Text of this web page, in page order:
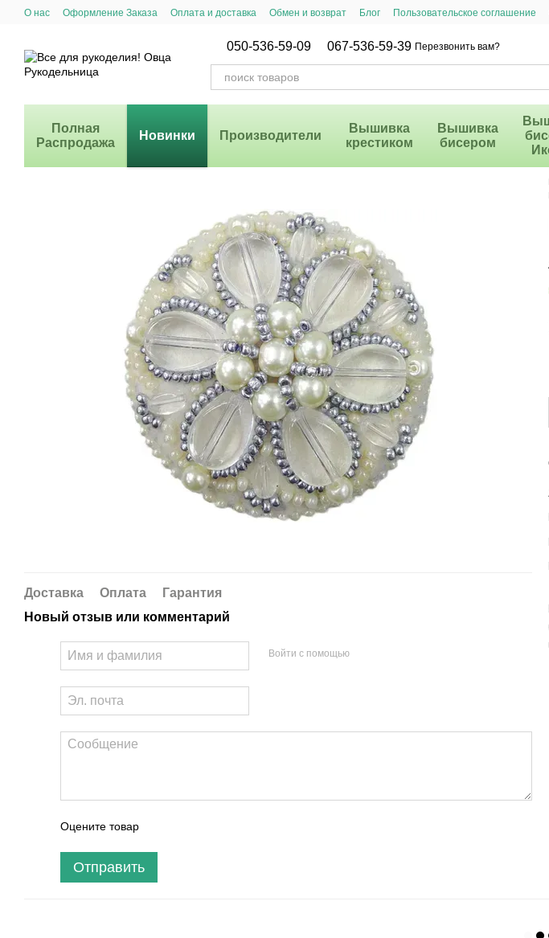
Перейти к основному контенту
О нас Оформление Заказа Оплата и доставка Обмен и возврат Блог Пользовательское соглашение
050-536-59-09 067-536-59-39 Перезвонить вам?
Полная
Распродажа
Новинки Производители
Вышивка
крестиком
Вышивка
бисером
Доставка Оплата
Гарантия
Новый отзыв или комментарий
Войти с помощью
Оцените товар
Отправить